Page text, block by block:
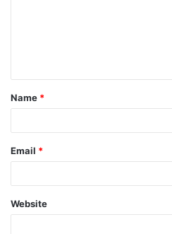
t
*
Name *
Email *
Website